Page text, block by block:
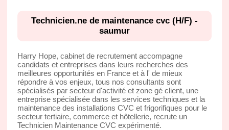
Technicien.ne de maintenance cvc (H/F) -
saumur
Harry Hope, cabinet de recrutement accompagne
candidats et entreprises dans leurs recherches des
meilleures opportunités en France et à l' de mieux
répondre à vos enjeux, tous nos consultants sont
spécialisés par secteur d'activité et zone gé client, une
entreprise spécialisée dans les services techniques et la
maintenance des installations CVC et frigorifiques pour le
secteur tertiaire, commerce et hôtellerie, recrute un
Technicien Maintenance CVC expérimenté.